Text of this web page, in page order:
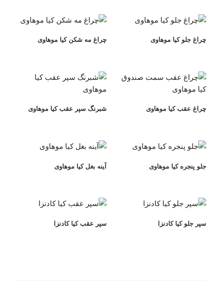
چراغ جلو کیا موهاوی چراغ مه شکن کیا موهاوی
چراغ عقب کیا موهاوی شبرنگ سپر عقب کیا موهاوی
جلو پنجره کیا موهاوی آینه بغل کیا موهاوی
سپر جلو کیا کادنزا سپر عقب کیا کادنزا